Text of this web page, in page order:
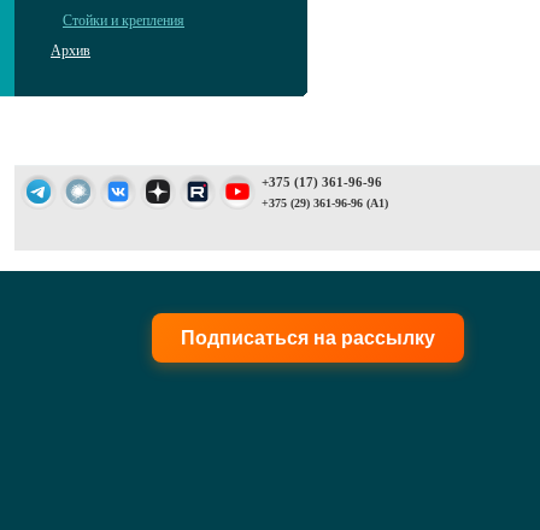
Стойки и крепления
Архив
+375 (17) 361-96-96
+375 (29) 361-96-96 (A1)
Подписаться на рассылку